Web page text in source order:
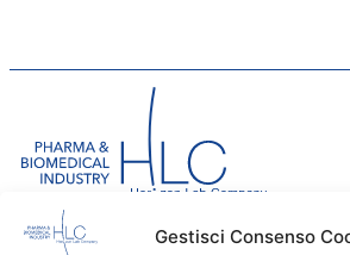
Gestisci Consenso